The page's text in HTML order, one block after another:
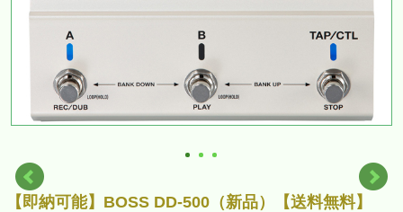
【即納可能】BOSS DD-500（新品）【送料無料】